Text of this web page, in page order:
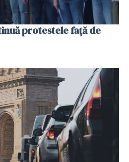
protestele faţă de